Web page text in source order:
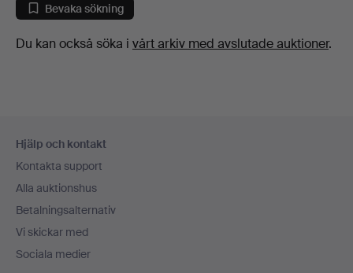
Bevaka sökning
Du kan också söka i vårt arkiv med avslutade auktioner.
Hjälp och kontakt
Kontakta support
Alla auktionshus
Betalningsalternativ
Vi skickar med
Sociala medier